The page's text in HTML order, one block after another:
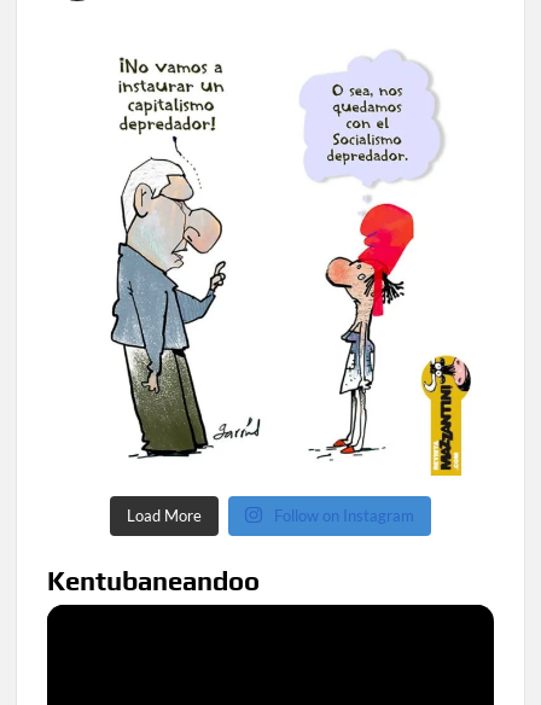
Load More Follow on Instagram
Kentubaneandoo